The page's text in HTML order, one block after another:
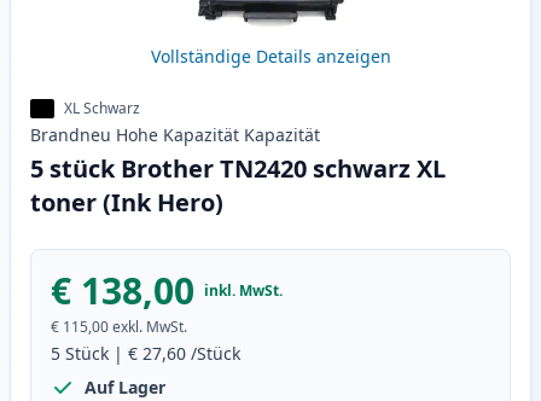
Vollständige Details anzeigen
XL Schwarz
Brandneu Hohe Kapazität Kapazität
5 stück Brother TN2420 schwarz XL
toner (Ink Hero)
€ 138,00 inkl. MwSt.
€ 115,00exkl. MwSt.
5 Stück | € 27,60 /Stück
Auf Lager